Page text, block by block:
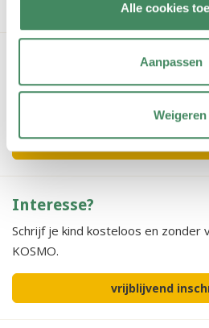
Alle cookies
Aanpassen
Weigeren
Vestiging bekijken?
Wil je een vestiging bekijken?
Interesse?
Schrijf je kind kosteloos en zonder
KOSMO.
vrijblijvend